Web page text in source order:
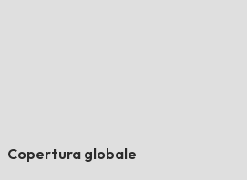
Copertura globale